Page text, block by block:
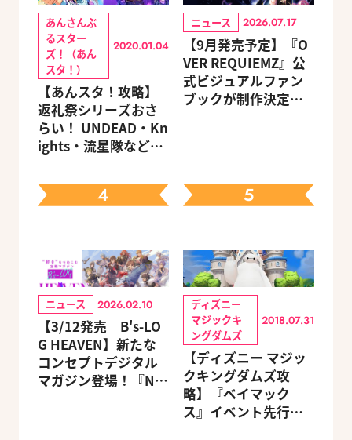
あんさんぶ
るスター
ズ！（あん
スタ！）
2020.01.04
【あんスタ！攻略】
返礼祭シリーズおさ
らい！ UNDEAD・Kn
ights・流星隊など、
ェック
ニュース 2026.07.17
【9月発売予定】『O
VER REQUIEMZ』公
式ビジュアルファン
ブックが制作決定！
4
ニュース 2026.02.10
【3/12発売 B's-LO
G HEAVEN】新たな
コンセプトデジタル
マガジン登場！『NU:
5
ディズニー
マジックキ
ングダムズ
2018.07.31
【ディズニー マジッ
クキングダムズ攻
略】『ベイマック
ス』イベント先行体